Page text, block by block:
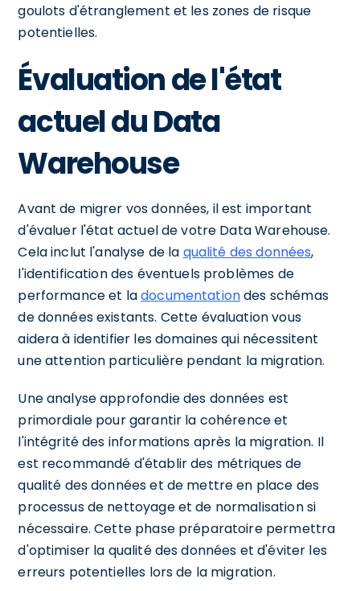
goulots d'étranglement et les zones de risque
potentielles.
Évaluation de l'état
actuel du Data
Warehouse
Avant de migrer vos données, il est important
d'évaluer l'état actuel de votre Data Warehouse.
Cela inclut l'analyse de la qualité des données,
l'identification des éventuels problèmes de
performance et ladocumentationdes schémas
de données existants. Cette évaluation vous
aidera à identifier les domaines qui nécessitent
une attention particulière pendant la migration.
Une analyse approfondie des données est
primordiale pour garantir la cohérence et
l'intégrité des informations après la migration. Il
est recommandé d'établir des métriques de
qualité des données et de mettre en place des
processus de nettoyage et de normalisation si
nécessaire. Cette phase préparatoire permettra
d'optimiser la qualité des données et d'éviter les
erreurs potentielles lors de la migration.